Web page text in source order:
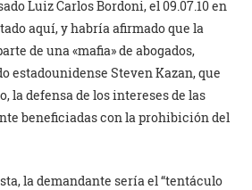
Luiz Carlos Bordoni, el 09.07.10 en
aquí, y habría afirmado que la
de una «mafia» de abogados,
estadounidense Steven Kazan, que
la defensa de los intereses de las
beneficiadas con la prohibición del
la demandante sería el “tentáculo